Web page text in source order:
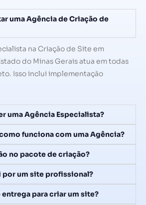
uma Agência de Criação de
na Criação de Site em
do Minas Gerais atua em todas
Isso inclui implementação
uma Agência Especialista?
funciona com uma Agência?
no pacote de criação?
por um site profissional?
entrega para criar um site?